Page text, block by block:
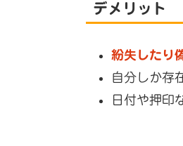
デメリット
紛失したり
自分しか存
日付や押印